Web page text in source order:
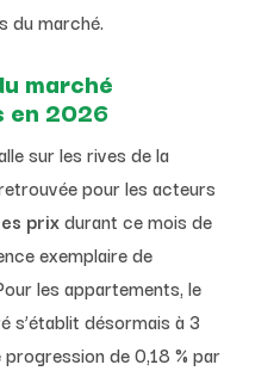
du marché.
marché
en 2026
sur les rives de la
pour les acteurs
prixdurant ce mois de
exemplaire de
les appartements, le
s’établit désormais à 3
de 0,18 % par